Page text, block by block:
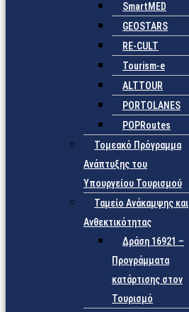
SmartMED
GEOSTARS
RE-CULT
Tourism-e
ALTTOUR
PORTOLANES
POPRoutes
Τομεακό Πρόγραμμα
Ανάπτυξης του
Υπουργείου Τουρισμού
Ταμείο Ανάκαμψης και
Ανθεκτικότητας
Δράση 16921 –
Προγράμματα
κατάρτισης στον
Τουρισμό